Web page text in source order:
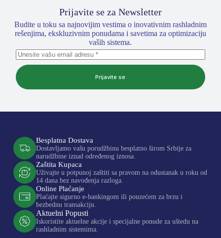
Prijavite se za Newsletter
Budite u toku sa najnovijim vestima o inovativnim rashladnim
rešenjima, ekskluzivnim ponudama i savetima za optimizaciju
vaših sistema.
Prijavite se
Besplatna Dostava
Dostavljamo vašu porudžbinu besplatno širom Srbije za
narudžbine iznad određenog iznosa.
Zaštita Kupaca
Uživajte u potpunoj zaštiti sa pravom na odustanak u roku od
14 dana bez navođenja razloga.
Online Plaćanje
Plaćajte sigurno e-bankingom ili pouzećem za brzu i
bezbednu transakciju.
Aktuelni Popusti
Iskoristite aktuelne akcije i specijalne ponude za uštedu na
rashladnim sistemima.